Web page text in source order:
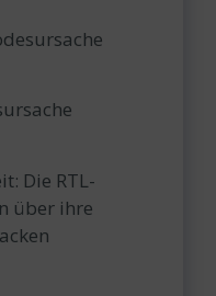
Die RTL-
über ihre